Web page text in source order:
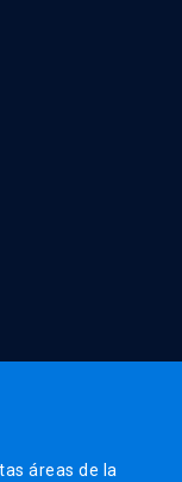
áreas de la